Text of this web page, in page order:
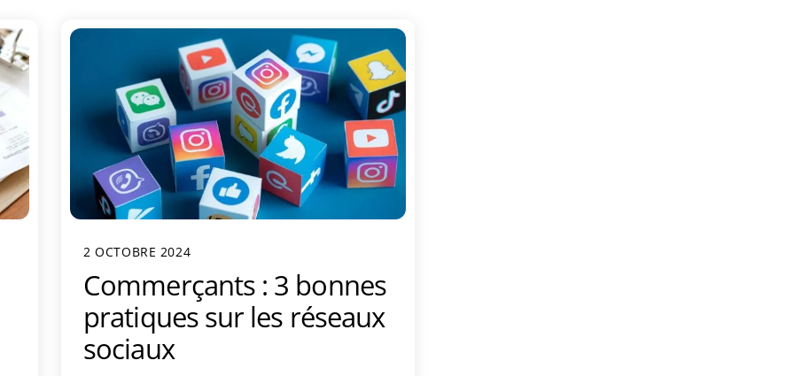
2 OCTOBRE 2024
Commerçants : 3 bonnes
pratiques sur les réseaux
sociaux